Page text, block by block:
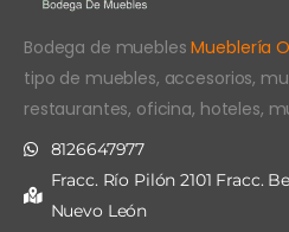
Bodega de mueblesMueblería
tipo de muebles, accesorios,
restaurantes, oficina, hoteles,
8126647977
Fracc. Río Pilón 2101 Fracc.
Nuevo León